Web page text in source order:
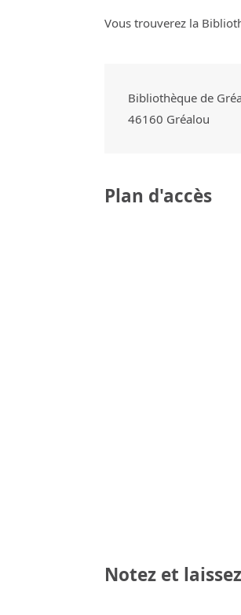
Vous trouverez la
Bibliothèque de
46160 Gréalou
Plan d'accès
Notez et